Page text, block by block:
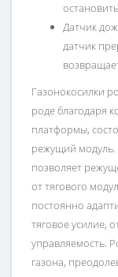
Датчик
датчик
Газонокосилки
роде благодаря
платформы,
режущий
позволяет
от тягового
постоянно
тяговое усилие,
управляемость.
газона,